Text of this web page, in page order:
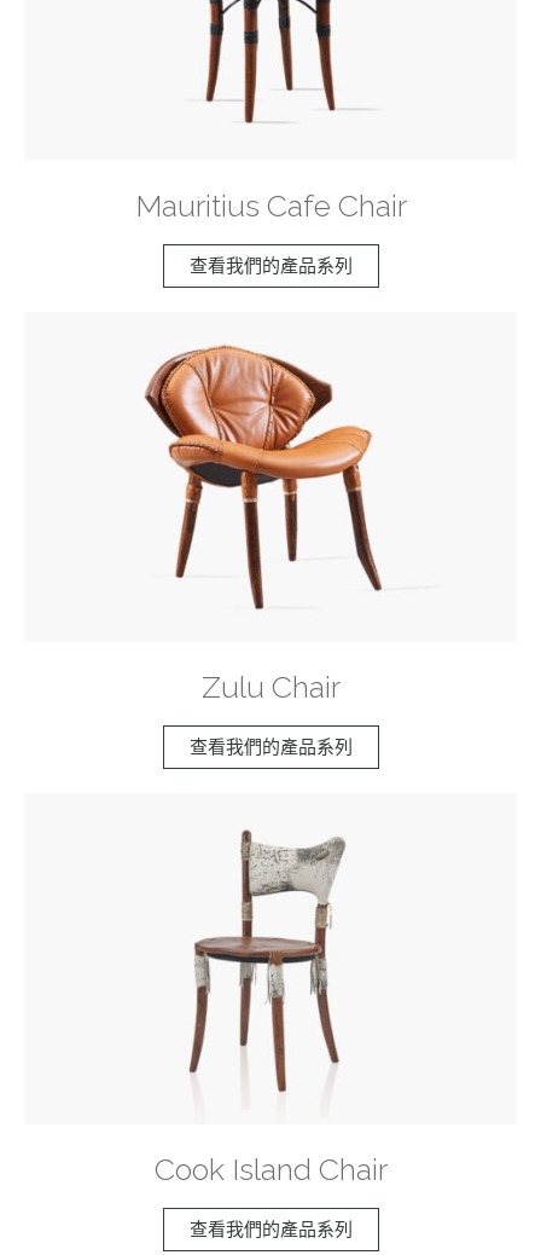
Mauritius Cafe Chair
查看我們的產品系列
Zulu Chair
查看我們的產品系列
Cook Island Chair
查看我們的產品系列